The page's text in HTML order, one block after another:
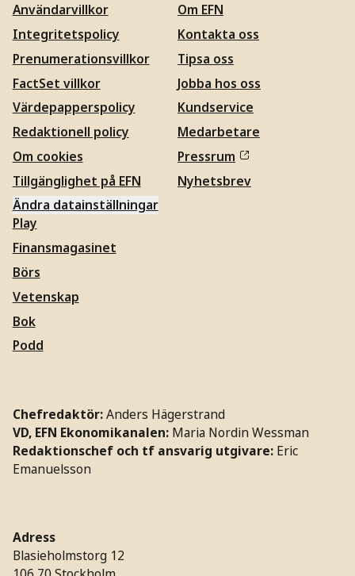
Användarvillkor
Integritetspolicy
Prenumerationsvillkor
FactSet villkor
Värdepapperspolicy
Redaktionell policy
Om cookies
Tillgänglighet på EFN
Ändra datainställningar
Om EFN
Kontakta oss
Tipsa oss
Jobba hos oss
Kundservice
Medarbetare
Pressrum
Nyhetsbrev
Play
Finansmagasinet
Börs
Vetenskap
Bok
Podd
Chefredaktör:Anders Hägerstrand
VD, EFN Ekonomikanalen: Maria Nordin Wessman
Redaktionschef och tf ansvarig utgivare: Eric
Emanuelsson
Adress
Blasieholmstorg 12